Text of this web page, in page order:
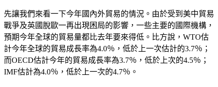
先讓我們來看一下今年國內外貿易的情況。由於受到美中貿易
戰爭及英國脫歐一再出現困局的影響，一些主要的國際機構，
預期今年全球的貿易量都比去年要來得低。比方說，WTO估
計今年全球的貿易成長率為4.0％，低於上一次估計的3.7％；
而OECD估計今年的貿易成長率為3.7％，低於上次的4.5％；
IMF估計為4.0％，低於上一次的4.7％。